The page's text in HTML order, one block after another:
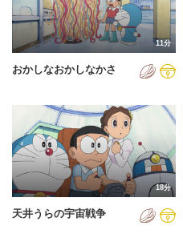
11分
おかしなおかしなかさ
18分
天井うらの宇宙戦争